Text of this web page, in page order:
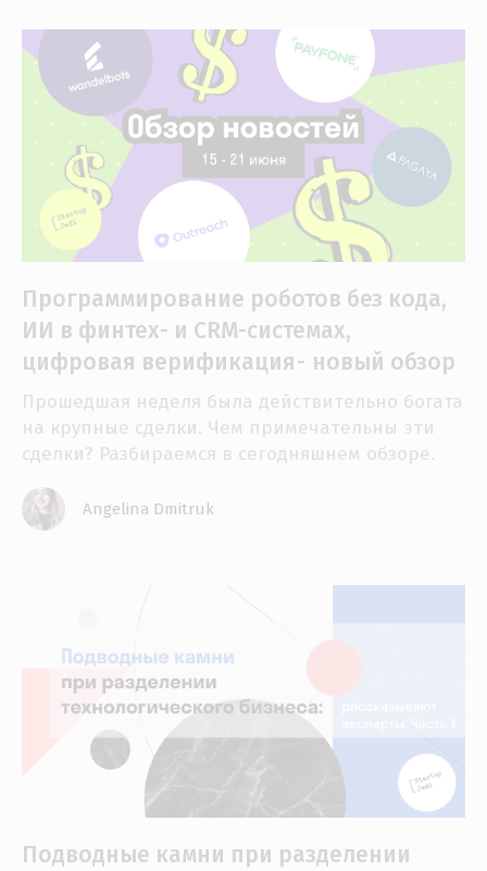
Программирование роботов без кода,
ИИ в финтех- и CRM-системах,
цифровая верификация - новый обзор
Прошедшая неделя была действительно богата
на крупные сделки. Чем примечательны эти
сделки? Разбираемся в сегодняшнем обзоре.
Angelina Dmitruk
Подводные камни при разделении